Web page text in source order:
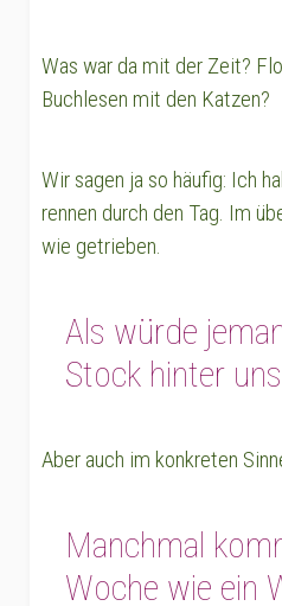
Was war da mit der Zeit?
Buchlesen mit den Katzen?
Wir sagen ja so häufig: Ich
rennen durch den Tag. Im
wie getrieben.
Als würde
Stock hinter
Aber auch im konkreten
Manchmal
Woche wie ein